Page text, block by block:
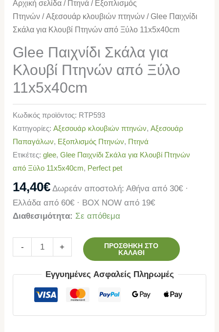
Αρχική σελίδα / Πτηνά / Εξοπλισμός
Πτηνών /Αξεσουάρ κλουβιών πτηνών / Glee Παιχνίδι
Σκάλα για Κλουβί Πτηνών από Ξύλο 11x5x40cm
Glee Παιχνίδι Σκάλα για
Κλουβί Πτηνών από Ξύλο
11x5x40cm
Κωδικός προϊόντος: RTP593
Κατηγορίες:Αξεσουάρ κλουβιών πτηνών,Αξεσουάρ
Παπαγάλων, Εξοπλισμός Πτηνών, Πτηνά
Ετικέτες:glee,Glee Παιχνίδι Σκάλα για Κλουβί Πτηνών
από Ξύλο 11x5x40cm, Perfect pet
14,40€ Δωρεάν αποστολή: Αθήνα από 30€ ·
Ελλάδα από 60€ · BOX NOW από 19€
Διαθεσιμότητα: Σε απόθεμα
- +
ΠΡΟΣΘΉΚΗ ΣΤΟ
ΚΑΛΆΘΙ
Εγγυημένες Ασφαλείς Πληρωμές